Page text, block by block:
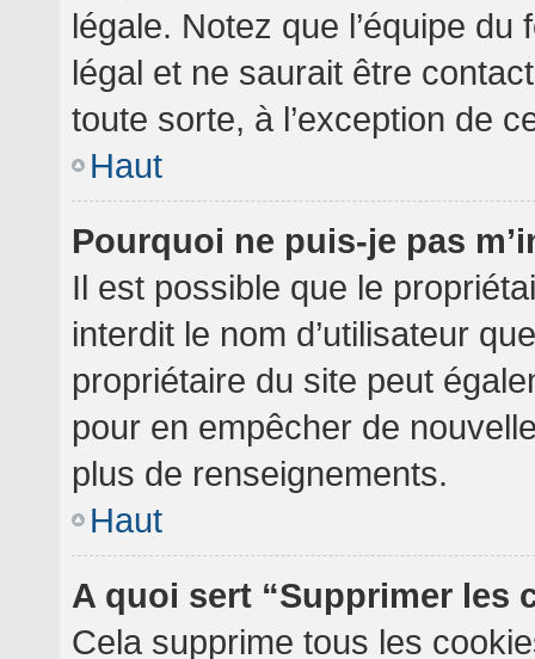
légale. Notez que l’équipe
légal et ne saurait être
toute sorte, à l’exception de
Haut
Pourquoi ne puis-je pas
Il est possible que le
interdit le nom d’utilisateur
propriétaire du site peut
pour en empêcher de
plus de renseignements.
Haut
A quoi sert “Supprimer les
Cela supprime tous les